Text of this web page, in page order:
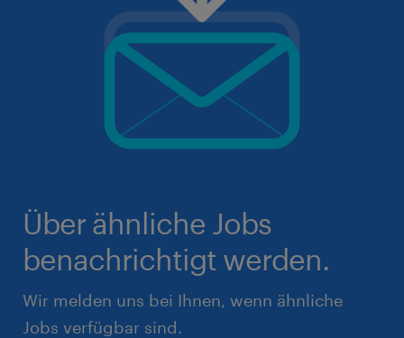
Über ähnliche Jobs
benachrichtigt werden.
Wir melden uns bei Ihnen, wenn ähnliche
Jobs verfügbar sind.